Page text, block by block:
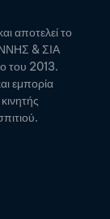
αποτελεί το
& ΣΙΑ
του 2013.
εμπορία